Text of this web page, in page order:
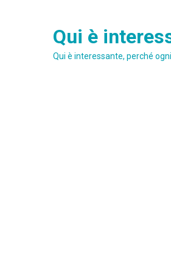
Qui è
Qui è interessante, perché